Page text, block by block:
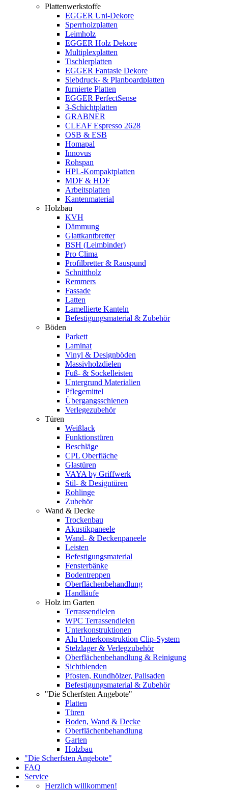
Plattenwerkstoffe
EGGER Uni-Dekore
Sperrholzplatten
Leimholz
EGGER Holz Dekore
Multiplexplatten
Tischlerplatten
EGGER Fantasie Dekore
Siebdruck- & Planboardplatten
furnierte Platten
EGGER PerfectSense
3-Schichtplatten
GRABNER
CLEAF Espresso 2628
OSB & ESB
Homapal
Innovus
Rohspan
HPL-Kompaktplatten
MDF & HDF
Arbeitsplatten
Kantenmaterial
Holzbau
KVH
Dämmung
Glattkantbretter
BSH (Leimbinder)
Pro Clima
Profilbretter & Rauspund
Schnittholz
Remmers
Fassade
Latten
Lamellierte Kanteln
Befestigungsmaterial & Zubehör
Böden
Parkett
Laminat
Vinyl & Designböden
Massivholzdielen
Fuß- & Sockelleisten
Untergrund Materialien
Pflegemittel
Übergangsschienen
Verlegezubehör
Türen
Weißlack
Funktionstüren
Beschläge
CPL Oberfläche
Glastüren
VAYA by Griffwerk
Stil- & Designtüren
Rohlinge
Zubehör
Wand & Decke
Trockenbau
Akustikpaneele
Wand- & Deckenpaneele
Leisten
Befestigungsmaterial
Fensterbänke
Bodentreppen
Oberflächenbehandlung
Handläufe
Holz im Garten
Terrassendielen
WPC Terrassendielen
Unterkonstruktionen
Alu Unterkonstruktion Clip-System
Stelzlager & Verlegzubehör
Oberflächenbehandlung & Reinigung
Sichtblenden
Pfosten, Rundhölzer, Palisaden
Befestigungsmaterial & Zubehör
"Die Scherfsten Angebote"
Platten
Türen
Boden, Wand & Decke
Oberflächenbehandlung
Garten
Holzbau
"Die Scherfsten Angebote"
FAQ
Service
Herzlich willkommen!